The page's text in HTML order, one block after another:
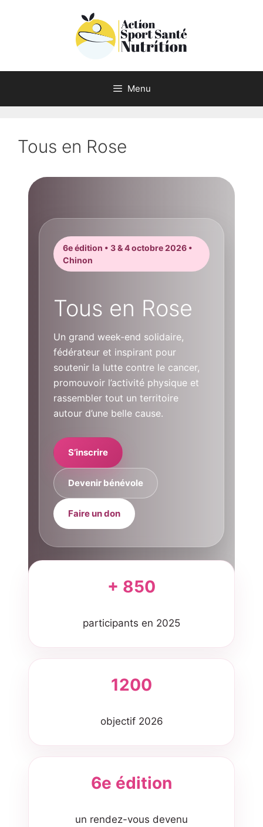
Menu
Tous en Rose
6e édition • 3 & 4 octobre 2026 •
Chinon
Tous en Rose
Un grand week-end solidaire,
fédérateur et inspirant pour
soutenir la lutte contre le cancer,
promouvoir l’activité physique et
rassembler tout un territoire
autour d’une belle cause.
S’inscrire
Devenir bénévole
Faire un don
+ 850
participants en 2025
1200
objectif 2026
6e édition
un rendez-vous devenu